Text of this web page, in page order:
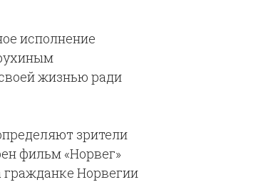
исполнение
жизнью ради
зрители
фильм «Норвег»
Норвегии